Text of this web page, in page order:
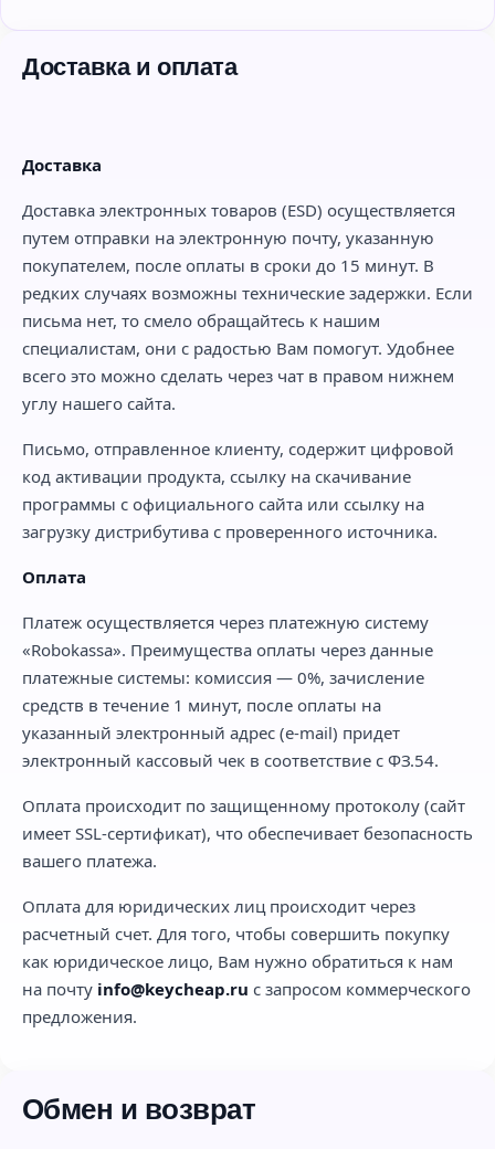
Доставка и оплата
Доставка
Доставка электронных товаров (ESD) осуществляется
путем отправки на электронную почту, указанную
покупателем, после оплаты в сроки до 15 минут. В
редких случаях возможны технические задержки. Если
письма нет, то смело обращайтесь к нашим
специалистам, они с радостью Вам помогут. Удобнее
всего это можно сделать через чат в правом нижнем
углу нашего сайта.
Письмо, отправленное клиенту, содержит цифровой
код активации продукта, ссылку на скачивание
программы с официального сайта или ссылку на
загрузку дистрибутива с проверенного источника.
Оплата
Платеж осуществляется через платежную систему
«Robokassa». Преимущества оплаты через данные
платежные системы: комиссия — 0%, зачисление
средств в течение 1 минут, после оплаты на
указанный электронный адрес (e-mail) придет
электронный кассовый чек в соответствие с ФЗ.54.
Оплата происходит по защищенному протоколу (сайт
имеет SSL-сертификат), что обеспечивает безопасность
вашего платежа.
Оплата для юридических лиц происходит через
расчетный счет. Для того, чтобы совершить покупку
как юридическое лицо, Вам нужно обратиться к нам
на почту info@keycheap.ru с запросом коммерческого
предложения.
Обмен и возврат